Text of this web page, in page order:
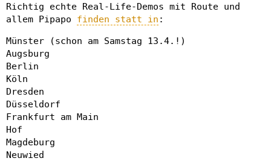
Richtig echte Real-Life-Demos mit Route und
allem Pipapo finden statt in :
Münster (schon am Samstag 13.4.!)
Augsburg
Berlin
Köln
Dresden
Düsseldorf
Frankfurt am Main
Hof
Magdeburg
Neuwied